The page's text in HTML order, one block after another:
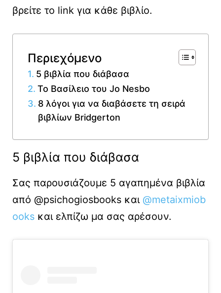
βρείτε το link για κάθε βιβλίο.
Περιεχόμενο
5 βιβλία που διάβασα
Το Βασίλειο του Jo Nesbo
8 λόγοι για να διαβάσετε τη σειρά
βιβλίων Bridgerton
5 βιβλία που διάβασα
Σας παρουσιάζουμε 5 αγαπημένα βιβλία
από @psichogiosbooks και @metaixmiob
ooks και ελπίζω μα σας αρέσουν.